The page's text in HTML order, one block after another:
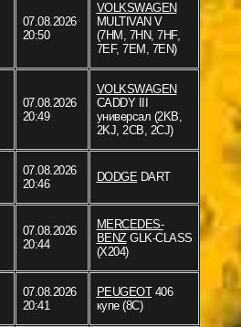
07.08.2026
20:50
VOLKSWAGEN
MULTIVAN V
(7HM, 7HN, 7HF,
7EF, 7EM, 7EN)
07.08.2026
20:49
VOLKSWAGEN
CADDY III
универсал (2KB,
2KJ, 2CB, 2CJ)
07.08.2026
20:46
DODGEDART
07.08.2026
20:44
MERCEDES-
BENZGLK-CLASS
(X204)
07.08.2026
20:41
PEUGEOT406
купе (8C)